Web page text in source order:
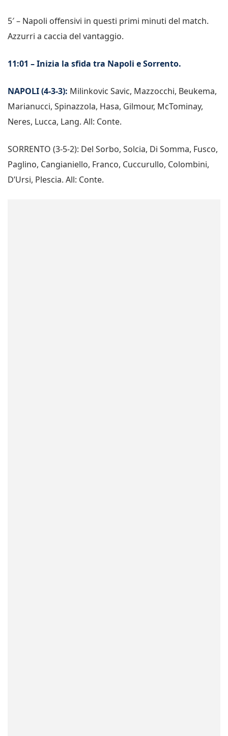
5′ – Napoli offensivi in questi primi minuti del match.
Azzurri a caccia del vantaggio.
11:01 – Inizia la sfida tra Napoli e Sorrento.
NAPOLI (4-3-3): Milinkovic Savic, Mazzocchi, Beukema,
Marianucci, Spinazzola, Hasa, Gilmour, McTominay,
Neres, Lucca, Lang. All: Conte.
SORRENTO (3-5-2): Del Sorbo, Solcia, Di Somma, Fusco,
Paglino, Cangianiello, Franco, Cuccurullo, Colombini,
D’Ursi, Plescia. All: Conte.